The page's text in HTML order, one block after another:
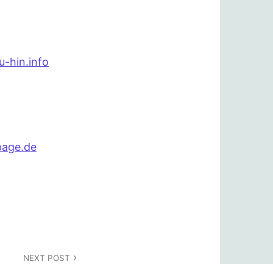
hin.info
NEXT POST